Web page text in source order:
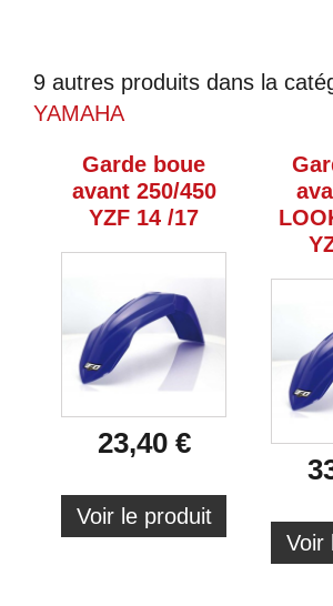
9 autres produits dans la
YAMAHA
Garde boue
avant 250/450
YZF 14 /17
23,40 €
Voir le produit
Voir